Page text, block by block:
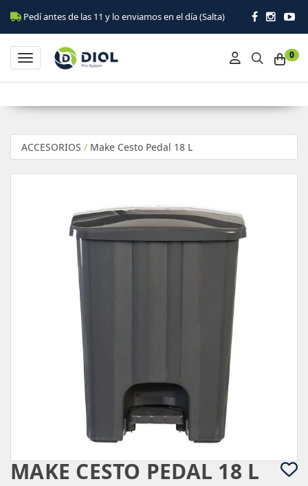
Pedí antes de las 11 y lo enviamos en el día (Salta)
0
Toggle navigation
ACCESORIOS / Make Cesto Pedal 18 L
MAKE CESTO PEDAL 18 L